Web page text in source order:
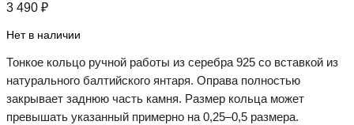
3 490 ₽
Нет в наличии
Тонкое кольцо ручной работы из серебра 925 со вставкой из
натурального балтийского янтаря. Оправа полностью
закрывает заднюю часть камня. Размер кольца может
превышать указанный примерно на 0,25–0,5 размера.